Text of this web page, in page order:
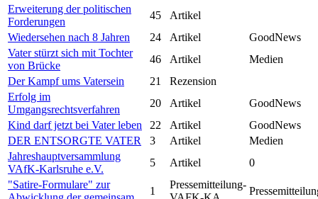
Erweiterung der politischen
Forderungen
45
Artikel
Wiedersehen nach 8 Jahren
24 Artikel
GoodNews
Vater stürzt sich mit Tochter
von Brücke
46 Artikel
Medien
Der Kampf ums Vatersein
21
Rezension
Erfolg im
Umgangsrechtsverfahren
20 Artikel
GoodNews
Kind darf jetzt bei Vater leben
22 Artikel
GoodNews
DER ENTSORGTE VATER
3 Artikel
Medien
Jahreshauptversammlung
VAfK-Karlsruhe e.V.
5 Artikel
0
"Satire-Formulare" zur
1
Pressemitteilung-